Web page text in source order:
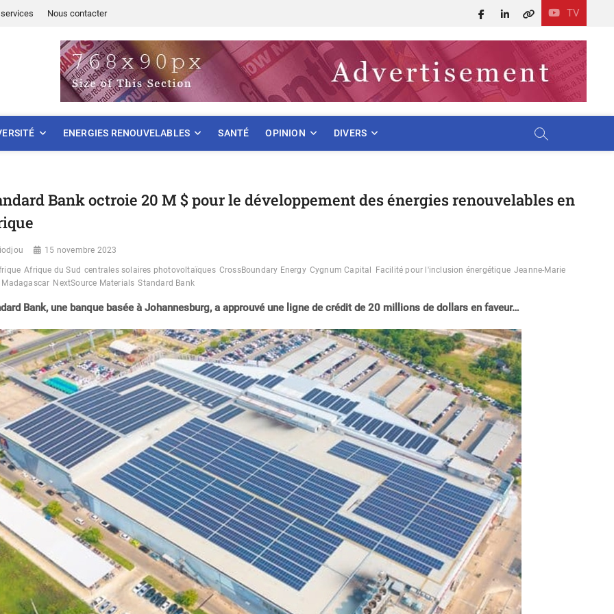
Nous contacter TV
Facebook
LinkedIn
X
ENERGIES RENOUVELABLES SANTÉ OPINION DIVERS
Bank octroie 20 M $ pour le développement des énergies renouvelables en
15 novembre 2023
Afrique du Sud centrales solaires photovoltaïques CrossBoundary Energy Cygnum Capital Facilité pour l'inclusion énergétique Jeanne-Marie
Madagascar NextSource Materials Standard Bank
Bank, une banque basée à Johannesburg, a approuvé une ligne de crédit de 20 millions de dollars en faveur…